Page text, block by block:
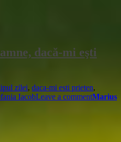
dacă-mi eşti
zilei, daca-mi esti prieten,
IacobLeave a commentMarius